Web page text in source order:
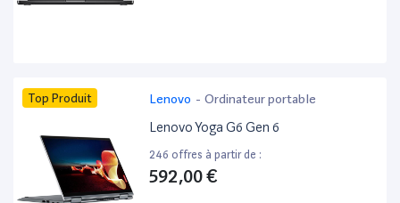
Top Produit Lenovo - Ordinateur portable
Lenovo Yoga G6 Gen 6
246 offres à partir de :
592,00 €